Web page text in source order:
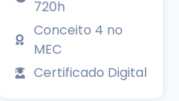
720h
Conceito 4 no
MEC
Certificado Digital